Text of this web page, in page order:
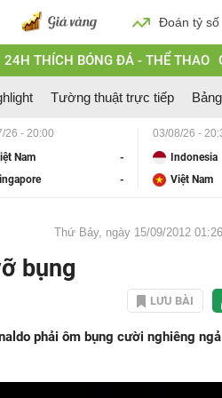
Đoán tỷ số
24H THÍCH BÓNG ĐÁ - THỂ THAO
Tường thuật trực tiếp
26 - 20:00
Nam
-
-
03/08/26 -
Indonesia
Việt Nam
Thứ Bảy, ngày 15/09/2012
bụng
LƯU BÀI
phải ôm bụng cười nghiêng